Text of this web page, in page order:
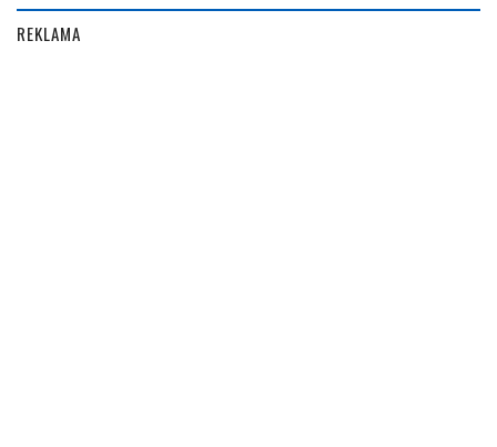
REKLAMA